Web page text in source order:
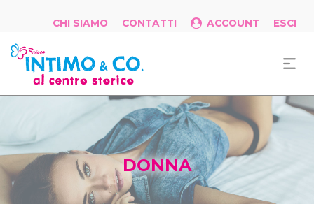
CHI SIAMO CONTATTI ACCOUNT ESCI
DONNA